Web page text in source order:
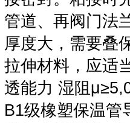
管道、再阀门法
厚度大，需要叠
拉伸材料，应适
透能力 湿阻
B1级橡塑保温管